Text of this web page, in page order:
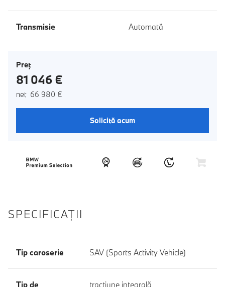
Transmisie Automată
Preţ
81 046 €
net 66 980 €
Solicită acum
SPECIFICAŢII
Tip caroserie SAV (Sports Activity Vehicle)
Tip de
tracţiune integrală